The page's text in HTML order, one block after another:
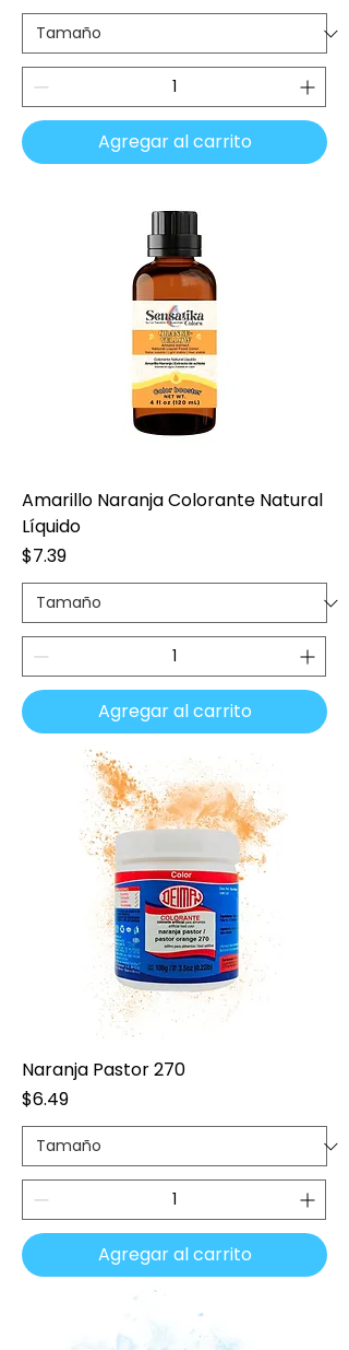
Agregar al carrito
Amarillo Naranja Colorante Natural
Líquido
Precio
$7.39
Agregar al carrito
Naranja Pastor 270
Precio
$6.49
Agregar al carrito